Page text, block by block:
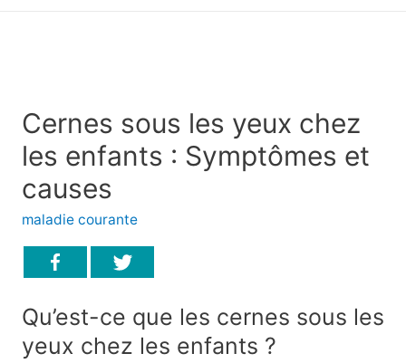
Cernes sous les yeux chez
les enfants : Symptômes et
causes
maladie courante
Qu’est-ce que les cernes sous les
yeux chez les enfants ?